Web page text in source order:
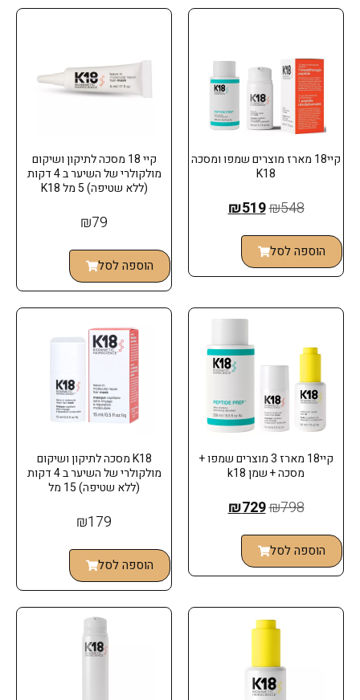
קיי18 מארז מוצרים שמפו ומסכה
K18
₪548
₪519
הוספה לסל
קיי 18 מסכה לתיקון ושיקום
מולקולרי של השיער ב 4 דקות
(ללא שטיפה) 5 מל K18
₪79
הוספה לסל
קיי18 מארז 3 מוצרים שמפו +
מסכה + שמן k18
₪798
₪729
הוספה לסל
K18 מסכה לתיקון ושיקום
מולקולרי של השיער ב 4 דקות
(ללא שטיפה) 15 מל
₪179
הוספה לסל